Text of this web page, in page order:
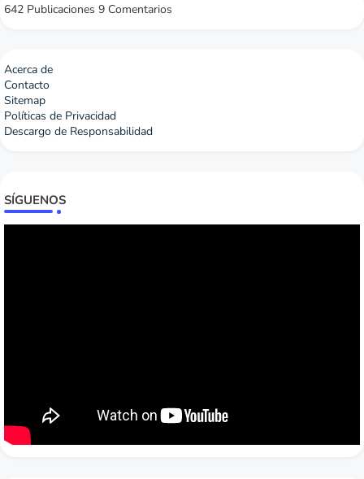
642 Publicaciones 9 Comentarios
Acerca de
Contacto
Sitemap
Políticas de Privacidad
Descargo de Responsabilidad
SÍGUENOS